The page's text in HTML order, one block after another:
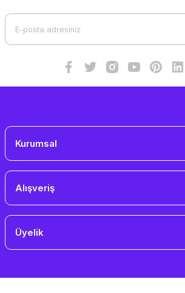
Kurumsal
Alışveriş
Üyelik